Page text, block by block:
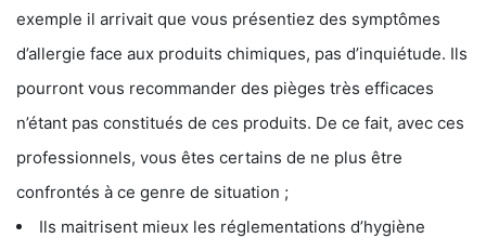
exemple il arrivait que vous présentiez des symptômes
d’allergie face aux produits chimiques, pas d’inquiétude. Ils
pourront vous recommander des pièges très efficaces
n’étant pas constitués de ces produits. De ce fait, avec ces
professionnels, vous êtes certains de ne plus être
confrontés à ce genre de situation ;
Ils maitrisent mieux les réglementations d’hygiène